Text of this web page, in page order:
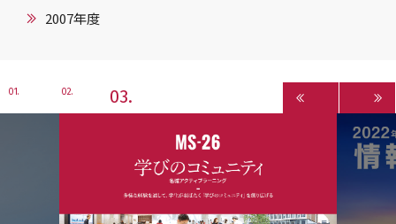
2007年度
1 2 3